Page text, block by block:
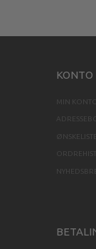
KONTO
MIN
ØNSKELISTE